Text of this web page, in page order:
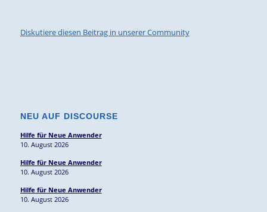
Diskutiere diesen Beitrag in unserer Community
NEU AUF DISCOURSE
Hilfe für Neue Anwender
10. August 2026
Hilfe für Neue Anwender
10. August 2026
Hilfe für Neue Anwender
10. August 2026